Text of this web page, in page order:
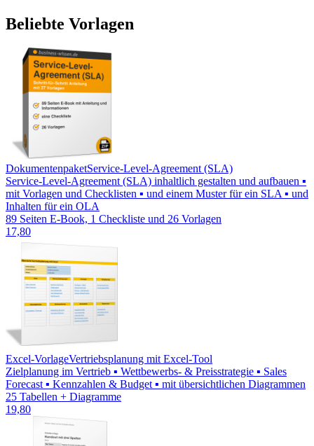
Beliebte Vorlagen
DokumentenpaketService-Level-Agreement (SLA)
Service-Level-Agreement (SLA) inhaltlich gestalten und aufbauen ▪
mit Vorlagen und Checklisten ▪ und einem Muster für ein SLA ▪ und
Inhalten für ein OLA
89 Seiten E-Book, 1 Checkliste und 26 Vorlagen
17,80
Excel-VorlageVertriebsplanung mit Excel-Tool
Zielplanung im Vertrieb ▪ Wettbewerbs- & Preisstrategie ▪ Sales
Forecast ▪ Kennzahlen & Budget ▪ mit übersichtlichen Diagrammen
25 Tabellen + Diagramme
19,80